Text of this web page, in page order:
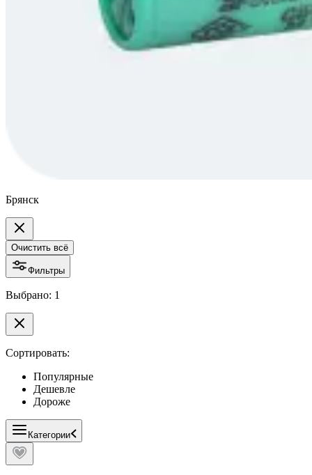
Брянск
Очистить всё
Фильтры
Выбрано: 1
Сортировать:
Популярные
Дешевле
Дороже
Категории